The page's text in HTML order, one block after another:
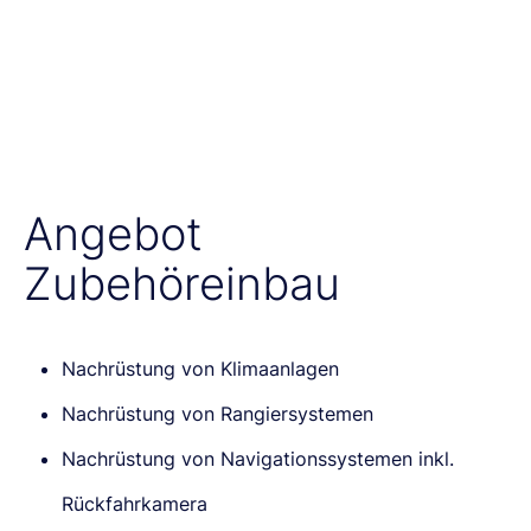
Angebot
Zubehöreinbau
Nachrüstung von Klimaanlagen
Nachrüstung von Rangiersystemen
Nachrüstung von Navigationssystemen inkl.
Rückfahrkamera